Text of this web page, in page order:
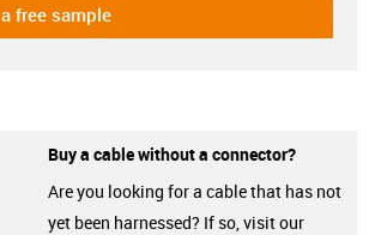
free sample
Buy a cable without a connector?
Are you looking for a cable that has not
yet been harnessed? If so, visit our